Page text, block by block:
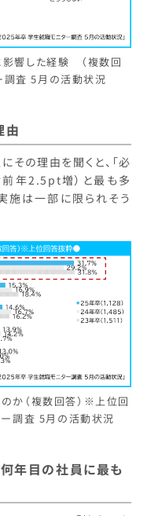
影響した経験 （複数回
調査 5月の活動状況
由
その理由を聞くと、「必
年2.5pt増）と最も多
施は一部に限られそう
か（複数回答）※上位回
調査 5月の活動状況
年目の社員に最も